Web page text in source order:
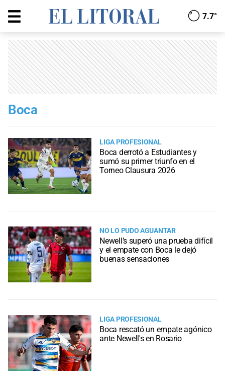
7.7°
Boca
LIGA PROFESIONAL
Boca derrotó a Estudiantes y
sumó su primer triunfo en el
Torneo Clausura 2026
NO LO PUDO AGUANTAR
Newell’s superó una prueba difícil
y el empate con Boca le dejó
buenas sensaciones
LIGA PROFESIONAL
Boca rescató un empate agónico
ante Newell's en Rosario